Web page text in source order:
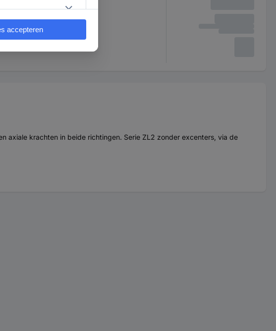
axiale krachten in beide richtingen. Serie ZL2 zonder excenters, via de